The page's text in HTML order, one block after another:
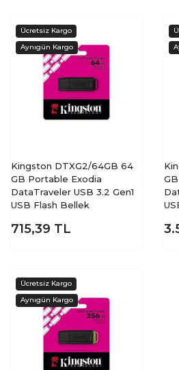
Kingston DTXG2/64GB 64
GB Portable Exodia
DataTraveler USB 3.2 Gen1
USB Flash Bellek
715,39 TL